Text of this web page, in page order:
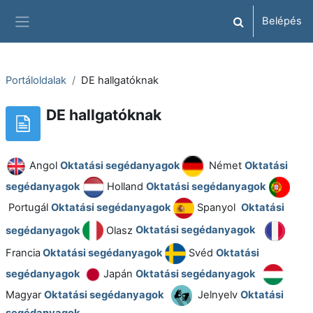
KeresésiBelépés
Portáloldalak DE hallgatóknak
DE hallgatóknak
Angol Oktatási segédanyagok Német Oktatási
segédanyagok
Holland Oktatási segédanyagok
Portugál Oktatási segédanyagok Spanyol Oktatási
segédanyagok
Olasz Oktatási segédanyagok
FranciaOktatási segédanyagok Svéd Oktatási
segédanyagok
Japán Oktatási segédanyagok
MagyarOktatási segédanyagok Jelnyelv Oktatási